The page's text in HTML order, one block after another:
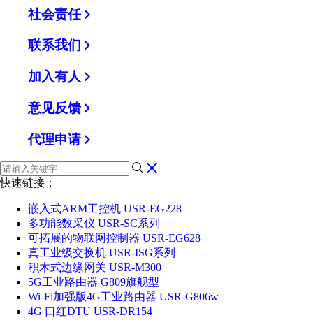
社会责任
联系我们
加入有人
意见反馈
代理申请
快速链接：
嵌入式ARM工控机 USR-EG228
多功能数采仪 USR-SC系列
可拓展的物联网控制器 USR-EG628
真工业级交换机 USR-ISG系列
积木式边缘网关 USR-M300
5G工业路由器 G809旗舰型
Wi-Fi加强版4G工业路由器 USR-G806w
4G 口红DTU USR-DR154